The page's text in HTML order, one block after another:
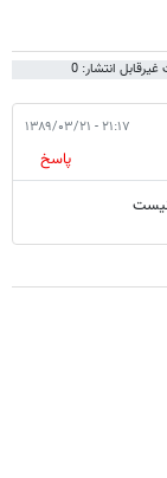
انتشار: 0
۲۱:۱۷ - ۱۳۸۹/۰۳/۲۱
پاسخ
نيست